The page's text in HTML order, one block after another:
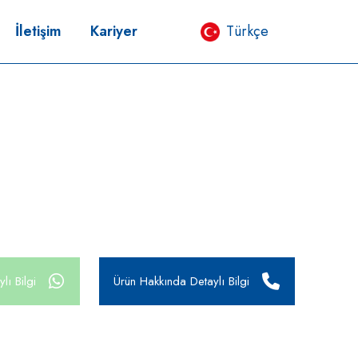
İletişim Kariyer Türkçe
Bilgi Ürün Hakkında Detaylı Bilgi